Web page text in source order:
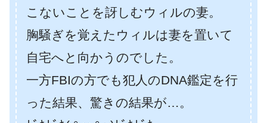
こないことを訝しむウィルの妻。
胸騒ぎを覚えたウィルは妻を置いて
自宅へと向かうのでした。
一方FBIの方でも犯人のDNA鑑定を行
った結果、驚きの結果が…。